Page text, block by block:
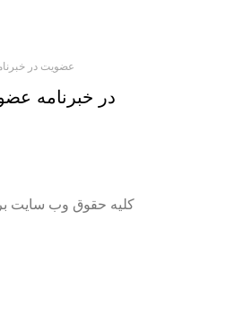
عضویت در
در خبرنامه
کلیه حقوق وب سایت